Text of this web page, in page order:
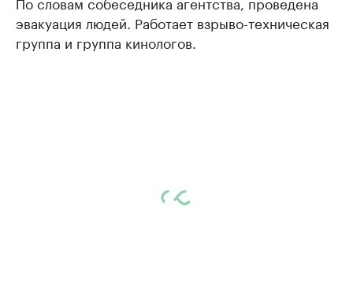
эвакуация людей. Работает взрыво-техническая
группа и группа кинологов.